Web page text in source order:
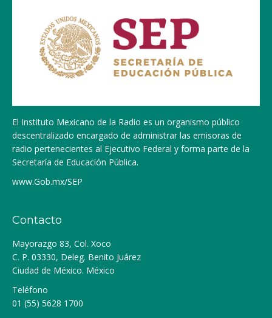
El Instituto Mexicano de la Radio es un organismo público
descentralizado encargado de administrar las emisoras de
radio pertenecientes al Ejecutivo Federal y forma parte de la
Secretaría de Educación Pública.
www.Gob.mx/SEP
Contacto
Mayorazgo 83, Col. Xoco
C. P. 03330, Deleg. Benito Juárez
Ciudad de México. México
Teléfono
01 (55) 5628 1700